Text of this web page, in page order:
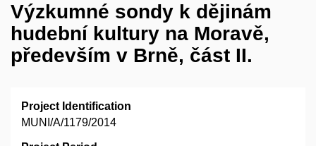
Výzkumné sondy k dějinám
hudební kultury na Moravě,
především v Brně, část II.
Project Identification
MUNI/A/1179/2014